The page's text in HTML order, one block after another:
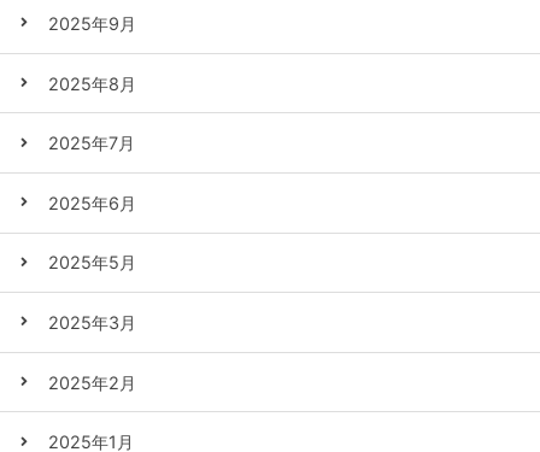
2025年9月
2025年8月
2025年7月
2025年6月
2025年5月
2025年3月
2025年2月
2025年1月